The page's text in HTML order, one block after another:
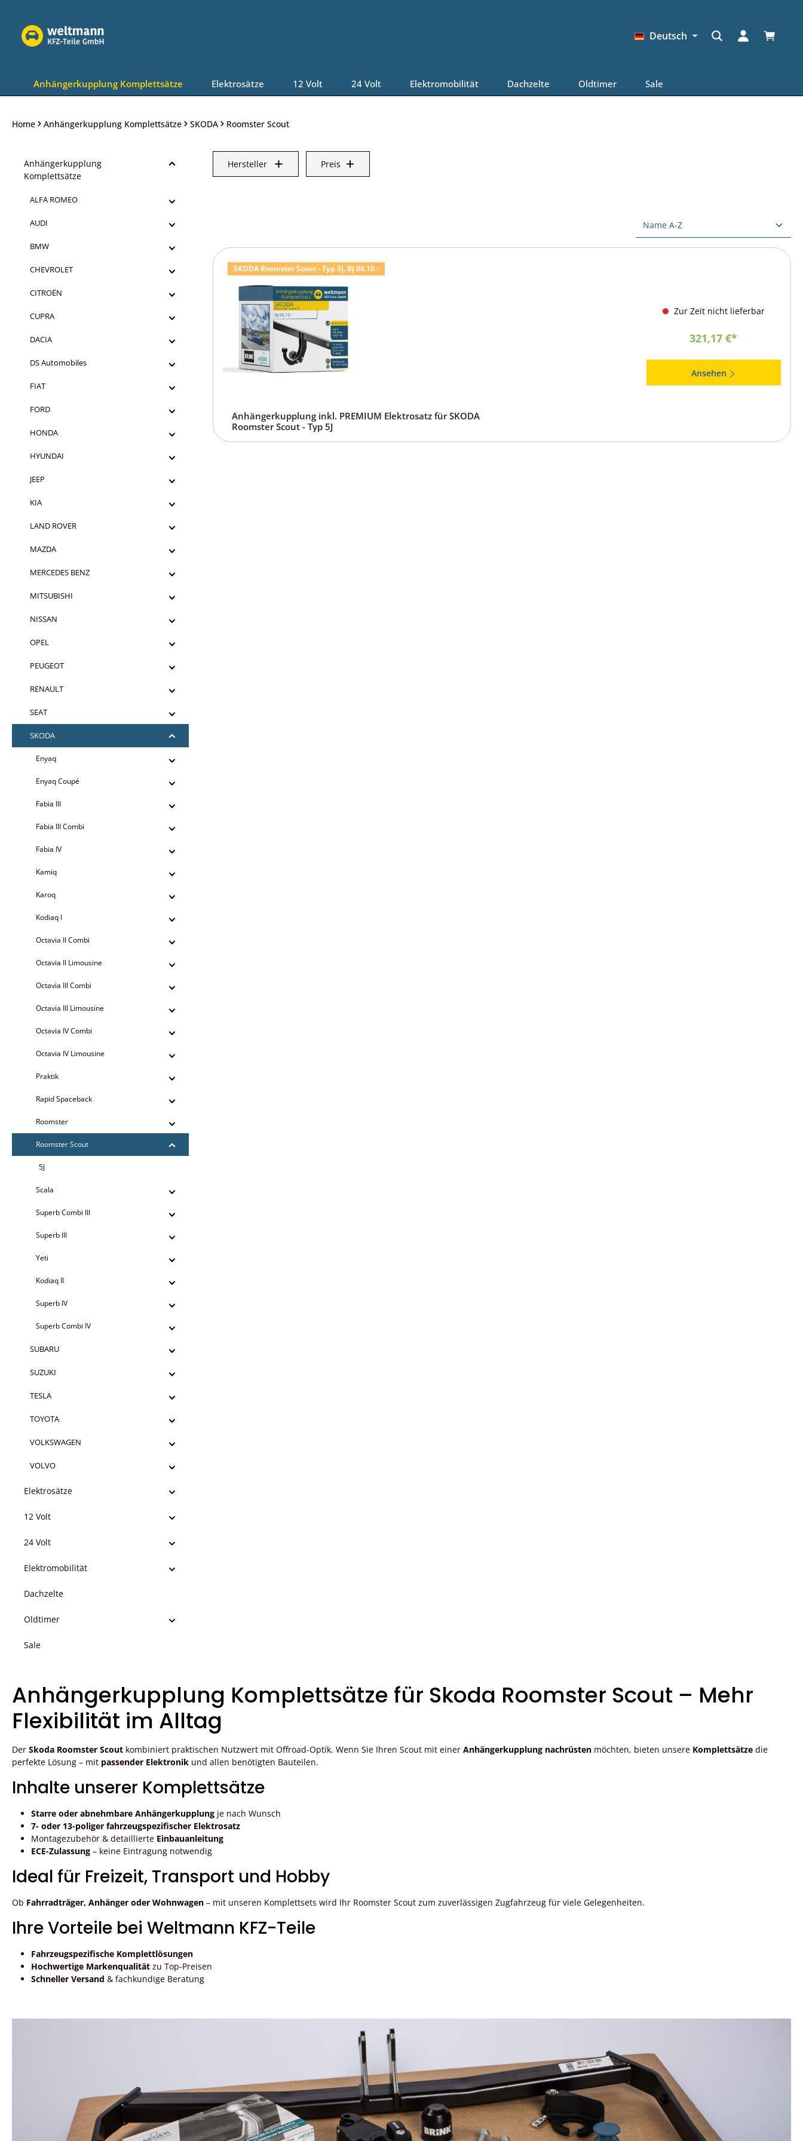
Deutsch
Anhängerkupplung Komplettsätze Elektrosätze 12 Volt 24 Volt Elektromobilität Dachzelte Oldtimer Sale
Home Anhängerkupplung Komplettsätze SKODA Roomster Scout
Anhängerkupplung
Komplettsätze
ALFA ROMEO
AUDI
BMW
CHEVROLET
CITROËN
CUPRA
DACIA
DS Automobiles
FIAT
FORD
HONDA
HYUNDAI
JEEP
KIA
LAND ROVER
MAZDA
MERCEDES BENZ
MITSUBISHI
NISSAN
OPEL
PEUGEOT
RENAULT
SEAT
SKODA
Enyaq
Enyaq Coupé
Fabia III
Fabia III Combi
Fabia IV
Kamiq
Karoq
Kodiaq I
Octavia II Combi
Octavia II Limousine
Octavia III Combi
Octavia III Limousine
Octavia IV Combi
Octavia IV Limousine
Praktik
Rapid Spaceback
Roomster
Roomster Scout
5J
Scala
Superb Combi III
Superb III
Yeti
Kodiaq II
Superb IV
Superb Combi IV
SUBARU
SUZUKI
TESLA
TOYOTA
VOLKSWAGEN
VOLVO
Elektrosätze
12 Volt
24 Volt
Elektromobilität
Dachzelte
Oldtimer
Sale
Hersteller Preis
SKODA Roomster Scout - Typ 5J, BJ 06.10 -
Zur Zeit nicht lieferbar
321,17 €*
Ansehen
Anhängerkupplung inkl. PREMIUM Elektrosatz für SKODA
Roomster Scout - Typ 5J
Anhängerkupplung Komplettsätze für Skoda Roomster Scout – Mehr
Flexibilität im Alltag
Der Skoda Roomster Scout kombiniert praktischen Nutzwert mit Offroad-Optik. Wenn Sie Ihren Scout mit einer Anhängerkupplung nachrüsten möchten, bieten unsere Komplettsätze die
perfekte Lösung – mit passender Elektronik und allen benötigten Bauteilen.
Inhalte unserer Komplettsätze
Starre oder abnehmbare Anhängerkupplung je nach Wunsch
7- oder 13-poliger fahrzeugspezifischer Elektrosatz
Montagezubehör & detaillierte Einbauanleitung
ECE-Zulassung – keine Eintragung notwendig
Ideal für Freizeit, Transport und Hobby
Ob Fahrradträger, Anhänger oder Wohnwagen – mit unseren Komplettsets wird Ihr Roomster Scout zum zuverlässigen Zugfahrzeug für viele Gelegenheiten.
Ihre Vorteile bei Weltmann KFZ-Teile
Fahrzeugspezifische Komplettlösungen
Hochwertige Markenqualität zu Top-Preisen
Schneller Versand & fachkundige Beratung